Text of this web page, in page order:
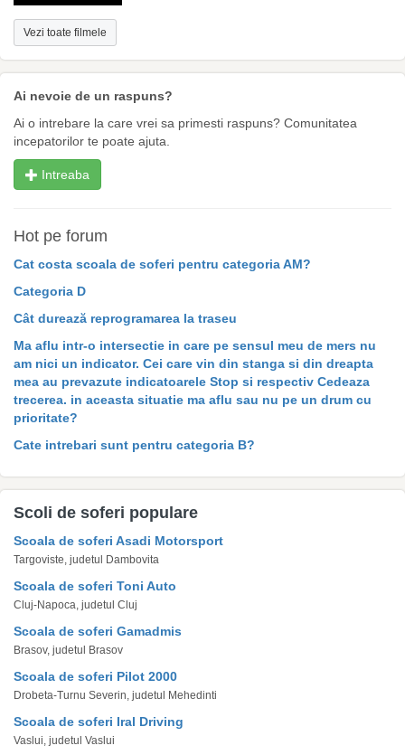
Vezi toate filmele
Ai nevoie de un raspuns?
Ai o intrebare la care vrei sa primesti raspuns? Comunitatea
incepatorilor te poate ajuta.
Intreaba
Hot pe forum
Cat costa scoala de soferi pentru categoria AM?
Categoria D
Cât durează reprogramarea la traseu
Ma aflu intr-o intersectie in care pe sensul meu de mers nu
am nici un indicator. Cei care vin din stanga si din dreapta
mea au prevazute indicatoarele Stop si respectiv Cedeaza
trecerea. in aceasta situatie ma aflu sau nu pe un drum cu
prioritate?
Cate intrebari sunt pentru categoria B?
Scoli de soferi populare
Scoala de soferi Asadi Motorsport
Targoviste, judetul Dambovita
Scoala de soferi Toni Auto
Cluj-Napoca, judetul Cluj
Scoala de soferi Gamadmis
Brasov, judetul Brasov
Scoala de soferi Pilot 2000
Drobeta-Turnu Severin, judetul Mehedinti
Scoala de soferi Iral Driving
Vaslui, judetul Vaslui